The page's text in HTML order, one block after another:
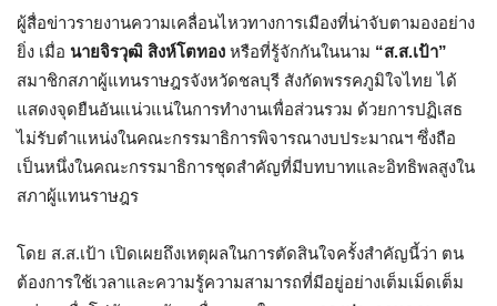
ผู้สื่อข่าวรายงานความเคลื่อนไหวทางการเมืองที่น่าจับตามองอย่าง
ยิ่ง เมื่อ นายจิรวุฒิ สิงห์โตทอง หรือที่รู้จักกันในนาม “ส.ส.เป้า”
สมาชิกสภาผู้แทนราษฎรจังหวัดชลบุรี สังกัดพรรคภูมิใจไทย ได้
แสดงจุดยืนอันแน่วแน่ในการทำงานเพื่อส่วนรวม ด้วยการปฏิเสธ
ไม่รับตำแหน่งในคณะกรรมาธิการพิจารณางบประมาณฯ ซึ่งถือ
เป็นหนึ่งในคณะกรรมาธิการชุดสำคัญที่มีบทบาทและอิทธิพลสูงใน
สภาผู้แทนราษฎร
โดย ส.ส.เป้า เปิดเผยถึงเหตุผลในการตัดสินใจครั้งสำคัญนี้ว่า ตน
ต้องการใช้เวลาและความรู้ความสามารถที่มีอยู่อย่างเต็มเม็ดเต็ม